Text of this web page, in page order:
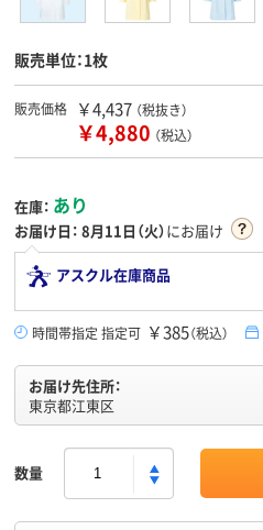
販売単位：1枚
販売価格 ￥4,437 （税抜き）
￥4,880 （税込）
在庫： あり
お届け日： 8月11日（火）にお届け
アスクル在庫商品
時間帯指定 指定可 ￥385（税込）
お届け先住所：
東京都江東区
数量